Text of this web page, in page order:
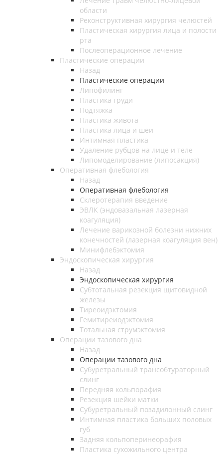
области
Реконструктивная хирургия челюстей
Пластическая хирургия лица и полости
рта
Послеоперационное лечение
Пластические операции
Назад
Пластические операции
Липофилинг
Пластика груди
Подтяжка
Пластика живота
Пластика лица и шеи
Интимная пластика
Удаление рубцов на лице и теле
Липомоделирование (липосакция)
Оперативная флебология
Назад
Оперативная флебология
Склеротерапия введение
ЭВЛК (эндовазальная лазерная
коагуляция)
Лечение варикозной болезни нижних
конечностей (лазерная коагуляция вен)
Минифлебэктомия
Эндоскопическая хирургия
Назад
Эндоскопическая хирургия
Субтотальная резекция щитовидной
железы
Тиреоидэктомия
Гемитиреиодэктомия
Тотальная струмэктомия
Операции тазового дна
Назад
Операции тазового дна
Субуретральный трансобтураторный
слинг
Передняя кольпорафия
Резекция шейки матки
Субуретральный позадилонный слинг
Интимная пластика больших половых
губ
Задняя кольпоперинеорафия
Пластика сухожильного центра